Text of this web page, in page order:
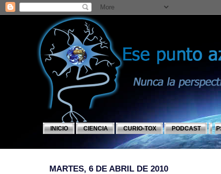
INICIO CIENCIA CURIO-TOX PODCAST
MARTES, 6 DE ABRIL DE 2010